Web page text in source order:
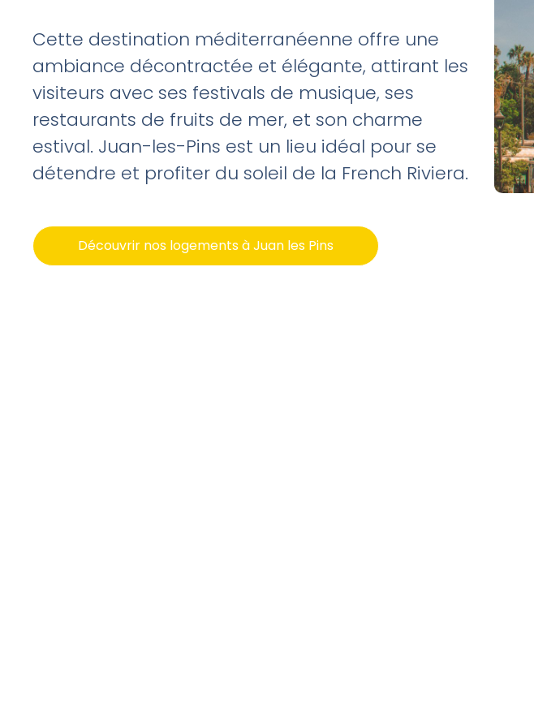
Cette destination méditerranéenne offre une
ambiance décontractée et élégante, attirant les
visiteurs avec ses festivals de musique, ses
restaurants de fruits de mer, et son charme
estival. Juan-les-Pins est un lieu idéal pour se
détendre et profiter du soleil de la French Riviera.
Découvrir nos logements à Juan les Pins